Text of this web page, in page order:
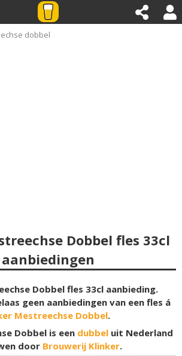
dobbel
Dobbel fles 33cl
aanbiedingen
Dobbel fles 33cl aanbieding.
geen aanbiedingen van een fles á
Mestreechse Dobbel.
Dobbel is een dubbel uit Nederland
door Brouwerij Klinker.